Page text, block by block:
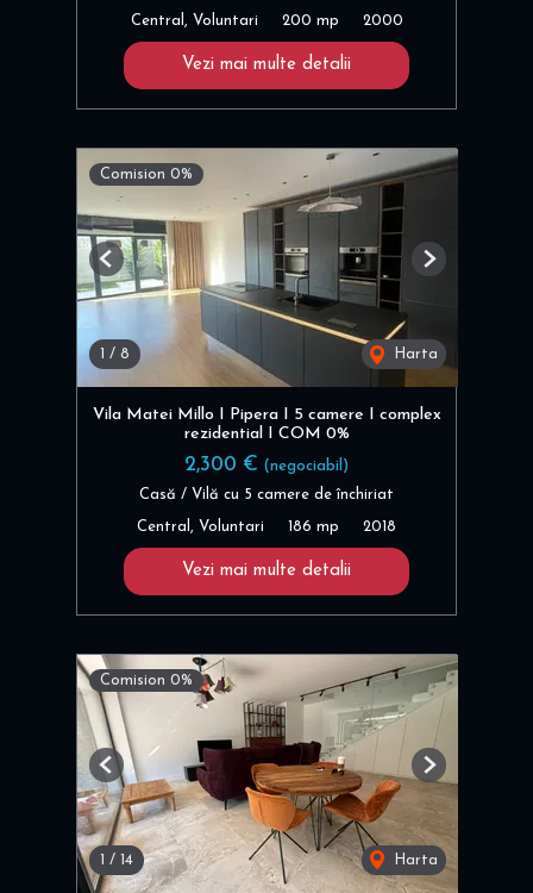
Central, Voluntari 200 mp 2000
Vezi mai multe detalii
Comision 0%
1 / 8 Harta
Previous Next
Vila Matei Millo I Pipera I 5 camere I complex
rezidential I COM 0%
2,300 € (negociabil)
Casă / Vilă cu 5 camere de închiriat
Central, Voluntari 186 mp 2018
Vezi mai multe detalii
Comision 0%
1 / 14 Harta
Previous Next